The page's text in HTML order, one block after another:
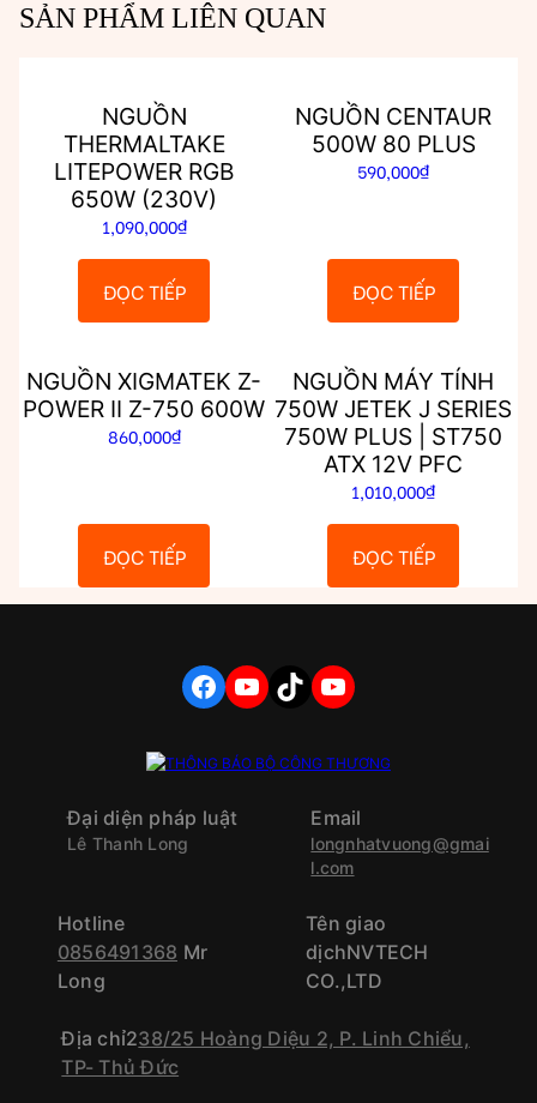
SẢN PHẨM LIÊN QUAN
NGUỒN
THERMALTAKE
LITEPOWER RGB
650W (230V)
1,090,000₫
ĐỌC TIẾP
NGUỒN CENTAUR
500W 80 PLUS
590,000₫
ĐỌC TIẾP
NGUỒN XIGMATEK Z-
POWER II Z-750 600W
860,000₫
ĐỌC TIẾP
NGUỒN MÁY TÍNH
750W JETEK J SERIES
750W PLUS | ST750
ATX 12V PFC
1,010,000₫
ĐỌC TIẾP
FACEBOOK YOUTUBE TIKTOK YOUTUBE
Đại diện pháp luật
Lê Thanh Long
Email
longnhatvuong@gmai
l.com
Hotline
0856491368 Mr
Long
Tên giao
dịchNVTECH
CO.,LTD
Địa chỉ238/25 Hoàng Diệu 2, P. Linh Chiểu,
TP- Thủ Đức